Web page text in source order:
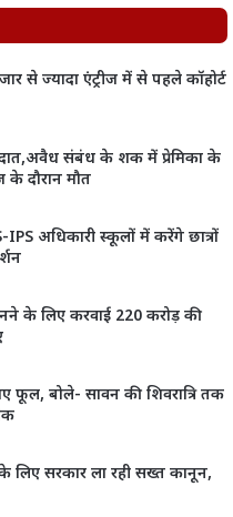
से ज्यादा एंट्रीज में से पहले कॉहोर्ट
संबंध के शक में प्रेमिका के
के दौरान मौत
अधिकारी स्कूलों में करेंगे छात्रों
के लिए करवाई 220 करोड़ की
फूल, बोले- सावन की शिवरात्रि तक
सरकार ला रही सख्त कानून,